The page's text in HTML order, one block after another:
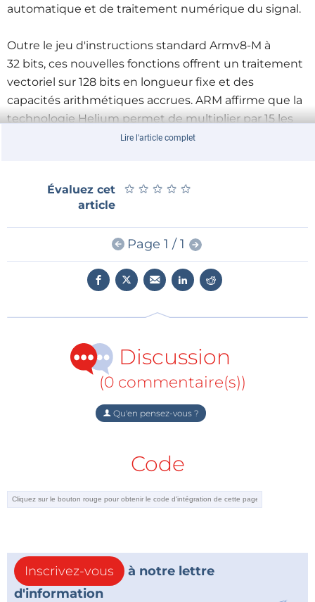
automatique et de traitement numérique du signal.
Outre le jeu d'instructions standard Armv8-M à
32 bits, ces nouvelles fonctions offrent un traitement
vectoriel sur 128 bits en longueur fixe et des
capacités arithmétiques accrues. ARM affirme que la
technologie Helium permet de multiplier par 15 les
performances d'apprentissage automatique et par 5
Lire l'article complet
Évaluez cet
article
★ ★ ★ ★ ★
★ ★ ★ ★ ★
Page 1 / 1
Discussion
(0 commentaire(s))
Qu'en pensez-vous ?
Code
Inscrivez-vous
à notre lettre
d'information